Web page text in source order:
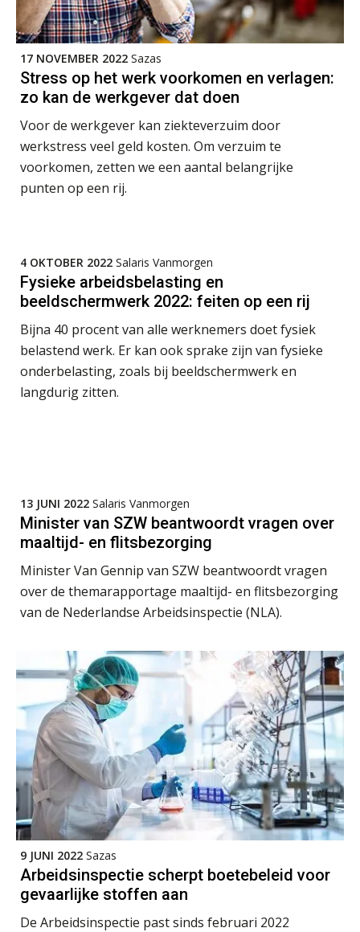
17 NOVEMBER 2022 Sazas
Stress op het werk voorkomen en verlagen:
zo kan de werkgever dat doen
Voor de werkgever kan ziekteverzuim door
werkstress veel geld kosten. Om verzuim te
voorkomen, zetten we een aantal belangrijke
punten op een rij.
4 OKTOBER 2022 Salaris Vanmorgen
Fysieke arbeidsbelasting en
beeldschermwerk 2022: feiten op een rij
Bijna 40 procent van alle werknemers doet fysiek
belastend werk. Er kan ook sprake zijn van fysieke
onderbelasting, zoals bij beeldschermwerk en
langdurig zitten.
13 JUNI 2022 Salaris Vanmorgen
Minister van SZW beantwoordt vragen over
maaltijd- en flitsbezorging
Minister Van Gennip van SZW beantwoordt vragen
over de themarapportage maaltijd- en flitsbezorging
van de Nederlandse Arbeidsinspectie (NLA).
9 JUNI 2022 Sazas
Arbeidsinspectie scherpt boetebeleid voor
gevaarlijke stoffen aan
De Arbeidsinspectie past sinds februari 2022
AUG
Markus Verbeek Praehep
11
AUG
Markus Verbeek Praehep
14
AUG
HBO Programma Manager Payroll Services & Benefits
Markus Verbeek Praehep
17
AUG
Markus Verbeek Praehep
AUG
Module Loonheffingen VPS
Markus Verbeek Praehep
24
AUG
Summercourse Update loonheffingen en arbeidsrecht
MOCuitgevers
25
AUG
MOCuitgevers
25
AUG
Summercourse: Kiezen wat bij je past, loslaten wat je niet verder helpt
MOCuitgevers
AUG
MOCuitgevers
25
AUG
Online Opleiding Praktijkdiploma Loonadministratie (PDL)
MOCuitgevers
25
AUG
Summercourse Internationaal/grensoverschrijdend werken
MOCuitgevers
26
Opfriscursus PDL (NIRPA PE)
26